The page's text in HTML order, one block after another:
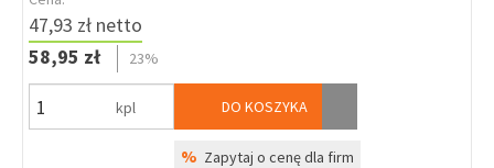
47,93 zł netto
58,95 zł
23%
kpl DO KOSZYKA
% Zapytaj o cenę dla firm